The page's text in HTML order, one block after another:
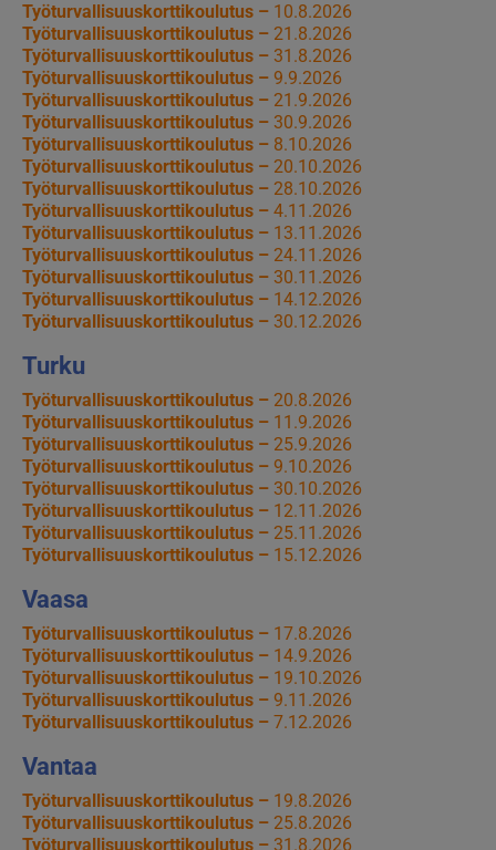
Työturvallisuuskorttikoulutus – 10.8.2026
Työturvallisuuskorttikoulutus – 21.8.2026
Työturvallisuuskorttikoulutus – 31.8.2026
Työturvallisuuskorttikoulutus – 9.9.2026
Työturvallisuuskorttikoulutus – 21.9.2026
Työturvallisuuskorttikoulutus – 30.9.2026
Työturvallisuuskorttikoulutus – 8.10.2026
Työturvallisuuskorttikoulutus – 20.10.2026
Työturvallisuuskorttikoulutus – 28.10.2026
Työturvallisuuskorttikoulutus – 4.11.2026
Työturvallisuuskorttikoulutus – 13.11.2026
Työturvallisuuskorttikoulutus – 24.11.2026
Työturvallisuuskorttikoulutus – 30.11.2026
Työturvallisuuskorttikoulutus – 14.12.2026
Työturvallisuuskorttikoulutus – 30.12.2026
Turku
Työturvallisuuskorttikoulutus – 20.8.2026
Työturvallisuuskorttikoulutus – 11.9.2026
Työturvallisuuskorttikoulutus – 25.9.2026
Työturvallisuuskorttikoulutus – 9.10.2026
Työturvallisuuskorttikoulutus – 30.10.2026
Työturvallisuuskorttikoulutus – 12.11.2026
Työturvallisuuskorttikoulutus – 25.11.2026
Työturvallisuuskorttikoulutus – 15.12.2026
Vaasa
Työturvallisuuskorttikoulutus – 17.8.2026
Työturvallisuuskorttikoulutus – 14.9.2026
Työturvallisuuskorttikoulutus – 19.10.2026
Työturvallisuuskorttikoulutus – 9.11.2026
Työturvallisuuskorttikoulutus – 7.12.2026
Vantaa
Työturvallisuuskorttikoulutus – 19.8.2026
Työturvallisuuskorttikoulutus – 25.8.2026
Työturvallisuuskorttikoulutus – 31.8.2026